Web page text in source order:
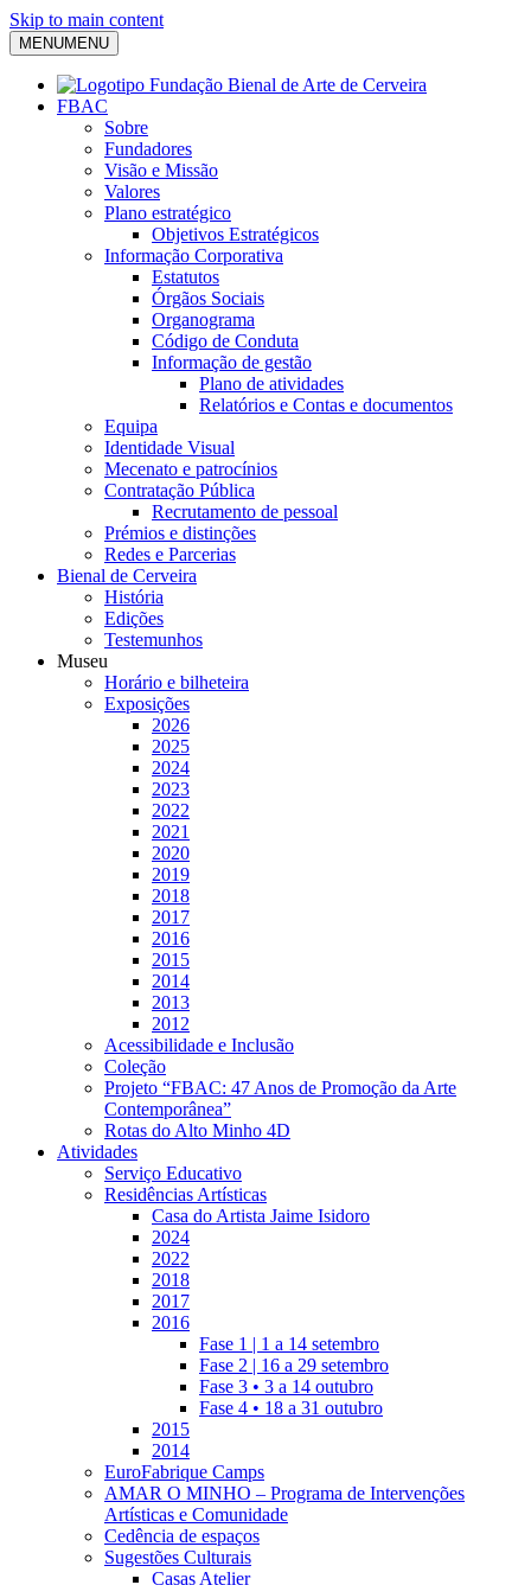
Skip to main content
MENUMENU
FBAC
Sobre
Fundadores
Visão e Missão
Valores
Plano estratégico
Objetivos Estratégicos
Informação Corporativa
Estatutos
Órgãos Sociais
Organograma
Código de Conduta
Informação de gestão
Plano de atividades
Relatórios e Contas e documentos
Equipa
Identidade Visual
Mecenato e patrocínios
Contratação Pública
Recrutamento de pessoal
Prémios e distinções
Redes e Parcerias
Bienal de Cerveira
História
Edições
Testemunhos
Museu
Horário e bilheteira
Exposições
2026
2025
2024
2023
2022
2021
2020
2019
2018
2017
2016
2015
2014
2013
2012
Acessibilidade e Inclusão
Coleção
Projeto “FBAC: 47 Anos de Promoção da Arte
Contemporânea”
Rotas do Alto Minho 4D
Atividades
Serviço Educativo
Residências Artísticas
Casa do Artista Jaime Isidoro
2024
2022
2018
2017
2016
Fase 1 | 1 a 14 setembro
Fase 2 | 16 a 29 setembro
Fase 3 • 3 a 14 outubro
Fase 4 • 18 a 31 outubro
2015
2014
EuroFabrique Camps
AMAR O MINHO – Programa de Intervenções
Artísticas e Comunidade
Cedência de espaços
Sugestões Culturais
Casas Atelier